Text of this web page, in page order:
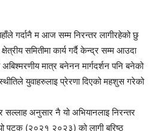
गर्दानै म आज सम्म निरन्तर लागीरहेको छु
समितीमा कार्य गर्दै केन्द्र सम्म आउदा
मात्र बनेनन मार्गदर्शन पनि बनेको
युवाहरुलाइ प्रेरणा दिएको महशुस गरेको
अनुसार नै यो अभियानलाइ निरन्तर
पटक (२०२१ २०२३) को लागी बरिष्ठ